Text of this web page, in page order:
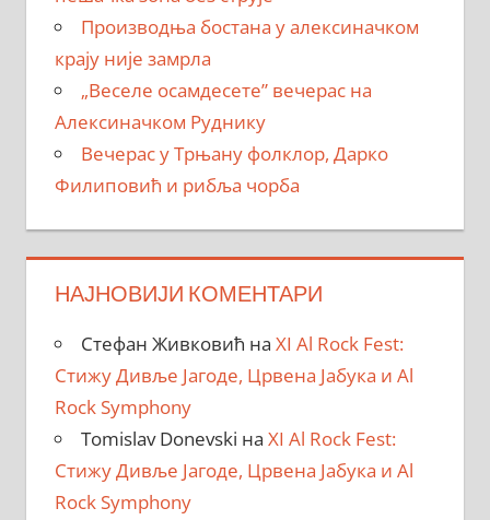
Производња бостана у алексиначком
крају није замрла
„Веселе осамдесете” вечерас на
Алексиначком Руднику
Вечерас у Трњану фолклор, Дарко
Филиповић и рибља чорба
НАЈНОВИЈИ КОМЕНТАРИ
Стефан Живковић на XI Al Rock Fest:
Стижу Дивље Јагоде, Црвена Јабука и Al
Rock Symphony
Tomislav Donevski на XI Al Rock Fest:
Стижу Дивље Јагоде, Црвена Јабука и Al
Rock Symphony